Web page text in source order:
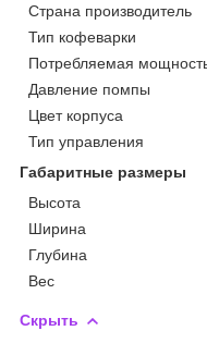
Страна производитель
Тип кофеварки
Потребляемая
Давление помпы
Цвет корпуса
Тип управления
Габаритные размеры
Высота
Ширина
Глубина
Вес
Скрыть